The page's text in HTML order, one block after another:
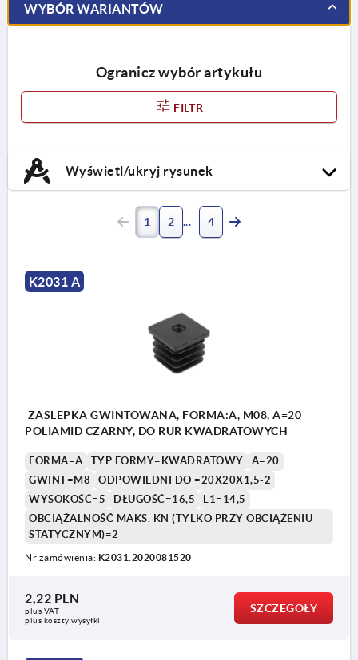
WYBÓR WARIANTÓW
Ogranicz wybór artykułu
FILTR
Wyświetl/ukryj rysunek
1 2 4
K2031 A
ZASLEPKA GWINTOWANA, FORMA:A, M08, A=20
POLIAMID CZARNY, DO RUR KWADRATOWYCH
FORMA=A TYP FORMY=KWADRATOWY
A=20
GWINT=M8
ODPOWIEDNI DO =20X20X1,5-2
WYSOKOŚĆ=5
DŁUGOŚĆ=16,5
L1=14,5
OBCIĄŻALNOŚĆ MAKS. KN (TYLKO PRZY OBCIĄŻENIU
STATYCZNYM)=2
Nr zamówienia: K2031.2020081520
2,22 PLN
plus VAT
plus koszty wysyłki
SZCZEGÓŁY